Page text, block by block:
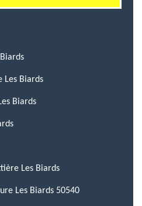
Les Biards
Biards
Les Biards
Les Biards 50540